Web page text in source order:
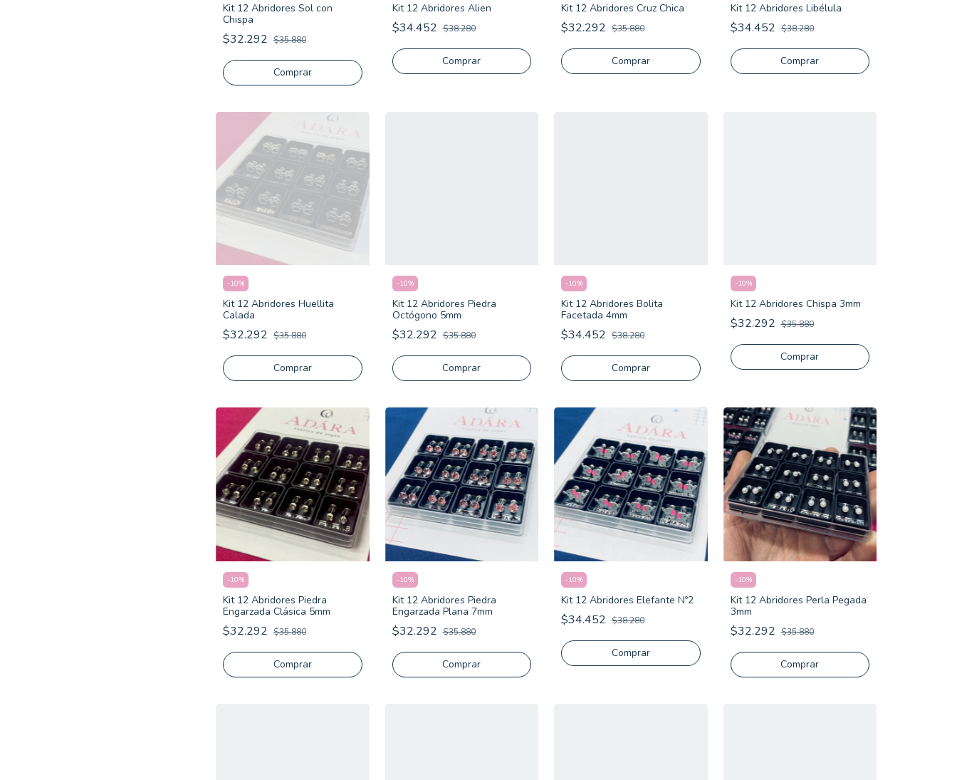
Kit 12 Abridores Sol con
Chispa
$32.292 $35.880
Kit 12 Abridores Alien
$34.452 $38.280
Kit 12 Abridores Cruz Chica
$32.292 $35.880
Kit 12 Abridores Libélula
$34.452 $38.280
Comprar
-10%
Kit 12 Abridores Huellita
Calada
$32.292 $35.880
-10%
Kit 12 Abridores Piedra
Octógono 5mm
$32.292 $35.880
Comprar
-10%
Kit 12 Abridores Bolita
Facetada 4mm
$34.452 $38.280
-10%
Kit 12 Abridores Chispa 3mm
$32.292 $35.880
Comprar
-10%
Kit 12 Abridores Piedra
Engarzada Clásica 5mm
$32.292 $35.880
Comprar
-10%
Kit 12 Abridores Piedra
Engarzada Plana 7mm
$32.292 $35.880
Comprar
-10%
Kit 12 Abridores Elefante Nº2
$34.452 $38.280
-10%
Kit 12 Abridores Perla Pegada
3mm
$32.292 $35.880